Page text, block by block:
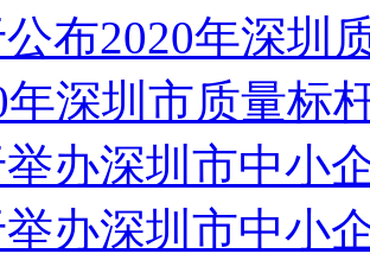
布2020年深圳
年深圳市质量标
办深圳市中小
办深圳市中小